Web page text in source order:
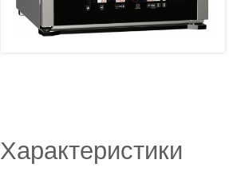
Характеристики